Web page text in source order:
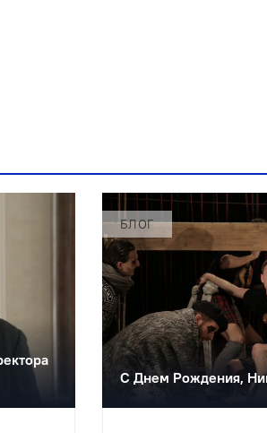
БЛОГ
С Днем Рождения,